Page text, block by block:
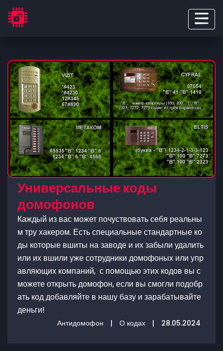
Универсальные коды
домофонов
Каждый из вас может почуствовать себя реальны
м тру хакером. Есть специальные стандартные ко
ды которые вшиты на заводе и их забыли удалить
или их вшили уже сотрудники домофоных или упр
авляющих компаний, с помощью этих кодов вы с
можете открыть домофон, если вы смогли подобр
ать код добавляйте в нашу базу и зарабатывайте
деньги!
Антидомофон | О кодах | 28.05.2024